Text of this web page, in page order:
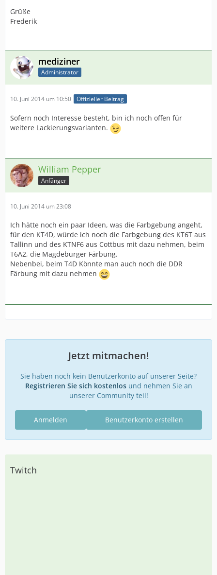
Grüße
Frederik
mediziner
Administrator
10. Juni 2014 um 10:50 Offizieller Beitrag
Sofern noch Interesse besteht, bin ich noch offen für
weitere Lackierungsvarianten.
William Pepper
Anfänger
10. Juni 2014 um 23:08
Ich hätte noch ein paar Ideen, was die Farbgebung angeht,
für den KT4D, würde ich noch die Farbgebung des KT6T aus
Tallinn und des KTNF6 aus Cottbus mit dazu nehmen, beim
T6A2, die Magdeburger Färbung.
Nebenbei, beim T4D Könnte man auch noch die DDR
Färbung mit dazu nehmen
Jetzt mitmachen!
Sie haben noch kein Benutzerkonto auf unserer Seite?
Registrieren Sie sich kostenlosund nehmen Sie an
unserer Community teil!
Benutzerkonto erstellen
Anmelden
Twitch